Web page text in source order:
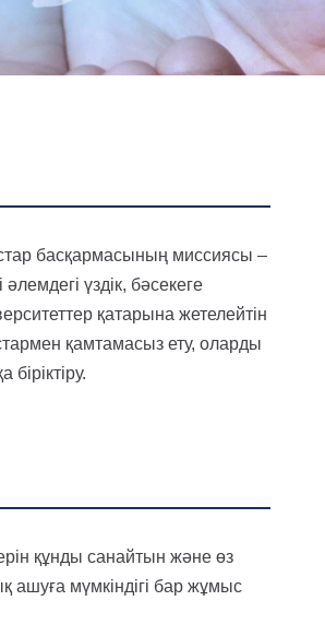
басқармасының миссиясы –
әлемдегі үздік, бәсекеге
қатарына жетелейтін
қамтамасыз ету, оларды
біріктіру.
құнды санайтын және өз
ашуға мүмкіндігі бар жұмыс